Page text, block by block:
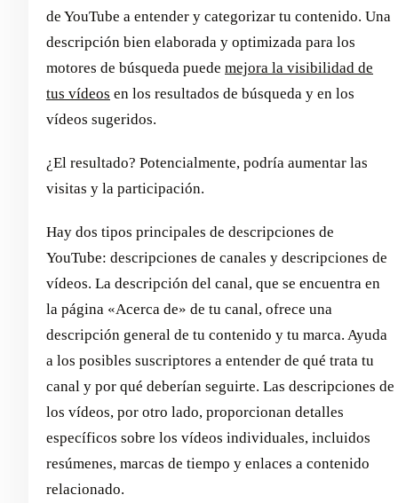
de YouTube a entender y categorizar tu contenido. Una
descripción bien elaborada y optimizada para los
motores de búsqueda puede mejora la visibilidad de
tus vídeos en los resultados de búsqueda y en los
vídeos sugeridos.
¿El resultado? Potencialmente, podría aumentar las
visitas y la participación.
Hay dos tipos principales de descripciones de
YouTube: descripciones de canales y descripciones de
vídeos. La descripción del canal, que se encuentra en
la página «Acerca de» de tu canal, ofrece una
descripción general de tu contenido y tu marca. Ayuda
a los posibles suscriptores a entender de qué trata tu
canal y por qué deberían seguirte. Las descripciones de
los vídeos, por otro lado, proporcionan detalles
específicos sobre los vídeos individuales, incluidos
resúmenes, marcas de tiempo y enlaces a contenido
relacionado.